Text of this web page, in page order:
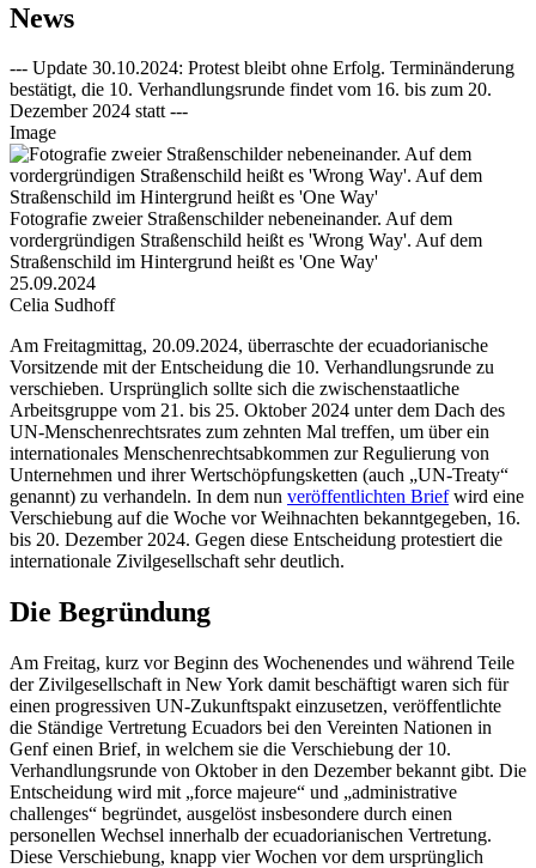
News
--- Update 30.10.2024: Protest bleibt ohne Erfolg. Terminänderung
bestätigt, die 10. Verhandlungsrunde findet vom 16. bis zum 20.
Dezember 2024 statt ---
Image
Fotografie zweier Straßenschilder nebeneinander. Auf dem
vordergründigen Straßenschild heißt es 'Wrong Way'. Auf dem
Straßenschild im Hintergrund heißt es 'One Way'
25.09.2024
Celia Sudhoff
Am Freitagmittag, 20.09.2024, überraschte der ecuadorianische
Vorsitzende mit der Entscheidung die 10. Verhandlungsrunde zu
verschieben. Ursprünglich sollte sich die zwischenstaatliche
Arbeitsgruppe vom 21. bis 25. Oktober 2024 unter dem Dach des
UN-Menschenrechtsrates zum zehnten Mal treffen, um über ein
internationales Menschenrechtsabkommen zur Regulierung von
Unternehmen und ihrer Wertschöpfungsketten (auch „UN-Treaty“
genannt) zu verhandeln. In dem nun veröffentlichten Briefwird eine
Verschiebung auf die Woche vor Weihnachten bekanntgegeben, 16.
bis 20. Dezember 2024. Gegen diese Entscheidung protestiert die
internationale Zivilgesellschaft sehr deutlich.
Die Begründung
Am Freitag, kurz vor Beginn des Wochenendes und während Teile
der Zivilgesellschaft in New York damit beschäftigt waren sich für
einen progressiven UN-Zukunftspakt einzusetzen, veröffentlichte
die Ständige Vertretung Ecuadors bei den Vereinten Nationen in
Genf einen Brief, in welchem sie die Verschiebung der 10.
Verhandlungsrunde von Oktober in den Dezember bekannt gibt. Die
Entscheidung wird mit „force majeure“ und „administrative
challenges“ begründet, ausgelöst insbesondere durch einen
personellen Wechsel innerhalb der ecuadorianischen Vertretung.
Diese Verschiebung, knapp vier Wochen vor dem ursprünglich